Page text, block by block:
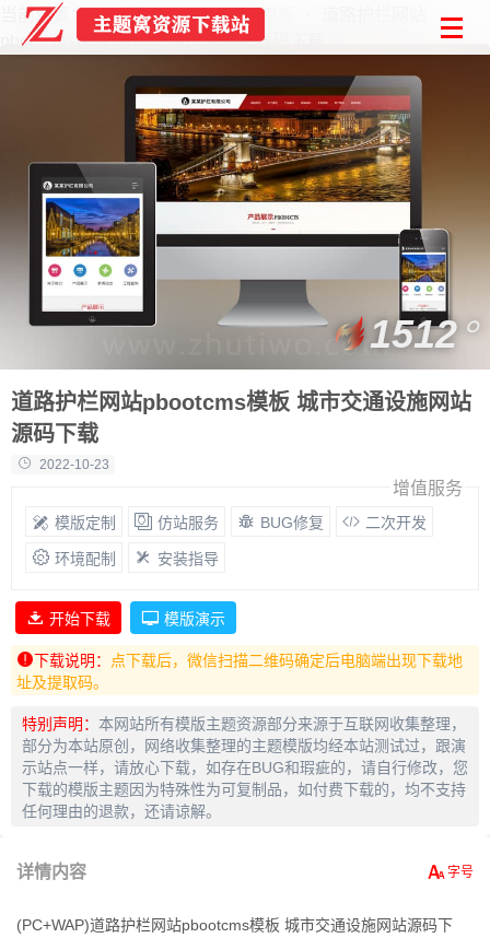
当前位置： 首页 PbootCMS模板
pbootcms模板 城市交通设施网站源码下载
道路护栏网站pbootcms模板 城市交通设施网站
源码下载
2022-10-23
1512
增值服务
模版定制 仿站服务 BUG修复 二次开发
环境配制 安装指导
开始下载 模版演示
下载说明：
点下载后，微信扫描二维码确定后电脑端出现下载地
址及提取码。
特别声明： 本网站所有模版主题资源部分来源于互联网收集整理，
部分为本站原创，网络收集整理的主题模版均经本站测试过，跟演
示站点一样，请放心下载，如存在BUG和瑕疵的，请自行修改，您
下载的模版主题因为特殊性为可复制品，如付费下载的，均不支持
任何理由的退款，还请谅解。
详情内容
(PC+WAP)道路护栏网站pbootcms模板 城市交通设施网站源码下